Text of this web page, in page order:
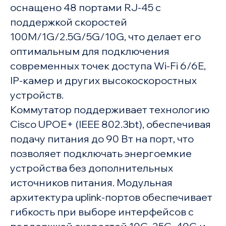
оснащено 48 портами RJ-45 с
поддержкой скоростей
100M/1G/2.5G/5G/10G, что делает его
оптимальным для подключения
современных точек доступа Wi-Fi 6/6E,
IP-камер и других высокоскоростных
устройств.
Коммутатор поддерживает технологию
Cisco UPOE+ (IEEE 802.3bt), обеспечивая
подачу питания до 90 Вт на порт, что
позволяет подключать энергоемкие
устройства без дополнительных
источников питания. Модульная
архитектура uplink-портов обеспечивает
гибкость при выборе интерфейсов с